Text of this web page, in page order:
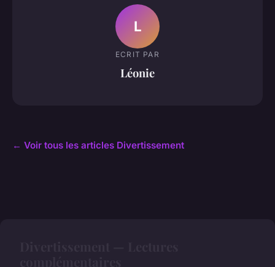
L
ECRIT PAR
Léonie
← Voir tous les articles Divertissement